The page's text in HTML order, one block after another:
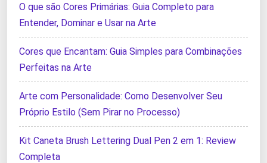
O que são Cores Primárias: Guia Completo para
Entender, Dominar e Usar na Arte
Cores que Encantam: Guia Simples para Combinações
Perfeitas na Arte
Arte com Personalidade: Como Desenvolver Seu
Próprio Estilo (Sem Pirar no Processo)
Kit Caneta Brush Lettering Dual Pen 2 em 1: Review
Completa